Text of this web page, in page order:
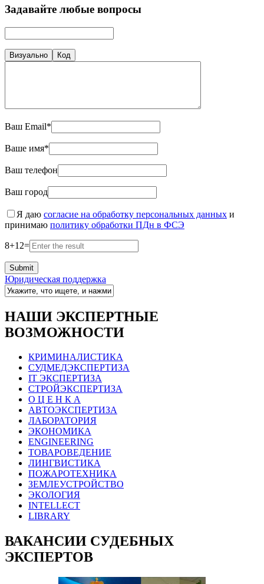
Задавайте любые вопросы
Визуально Код
Ваш Email*
Ваше имя*
Ваш телефон
Ваш город
Я даю согласие на обработку персональных данных и
принимаю политику обработки ПДн в ФСЭ
8+12=
Юридическая поддержка
НАШИ ЭКСПЕРТНЫЕ
ВОЗМОЖНОСТИ
КРИМИНАЛИСТИКА
СУДМЕДЭКСПЕРТИЗА
IT ЭКСПЕРТИЗА
СТРОЙЭКСПЕРТИЗА
О Ц Е Н К А
АВТОЭКСПЕРТИЗА
ЛАБОРАТОРИЯ
ЭКОНОМИКА
ENGINEERING
ТОВАРОВЕДЕНИЕ
ЛИНГВИСТИКА
ПОЖАРОТЕХНИКА
ЗЕМЛЕУСТРОЙСТВО
ЭКОЛОГИЯ
INTELLECT
LIBRARY
ВАКАНСИИ СУДЕБНЫХ
ЭКСПЕРТОВ